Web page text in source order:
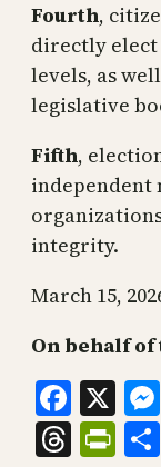
Fourth,
directly elect
levels, as
legislative
Fifth,
integrity.
March 15,
On behalf of
X